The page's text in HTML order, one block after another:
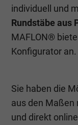
individuell und
Rundstäbe aus
MAFLON®
Konfigurator an.
Sie haben die
aus den Maßen
und direkt